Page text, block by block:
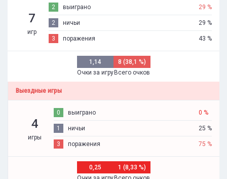
7
игр
2 выиграно 29 %
2 ничьи 29 %
3 поражения 43 %
1,14
Очки за игру
8 (38,1 %)
Всего очков
Выездные игры
4
игры
0 выиграно 0 %
1 ничьи 25 %
3 поражения 75 %
0,25
1 (8,33 %)